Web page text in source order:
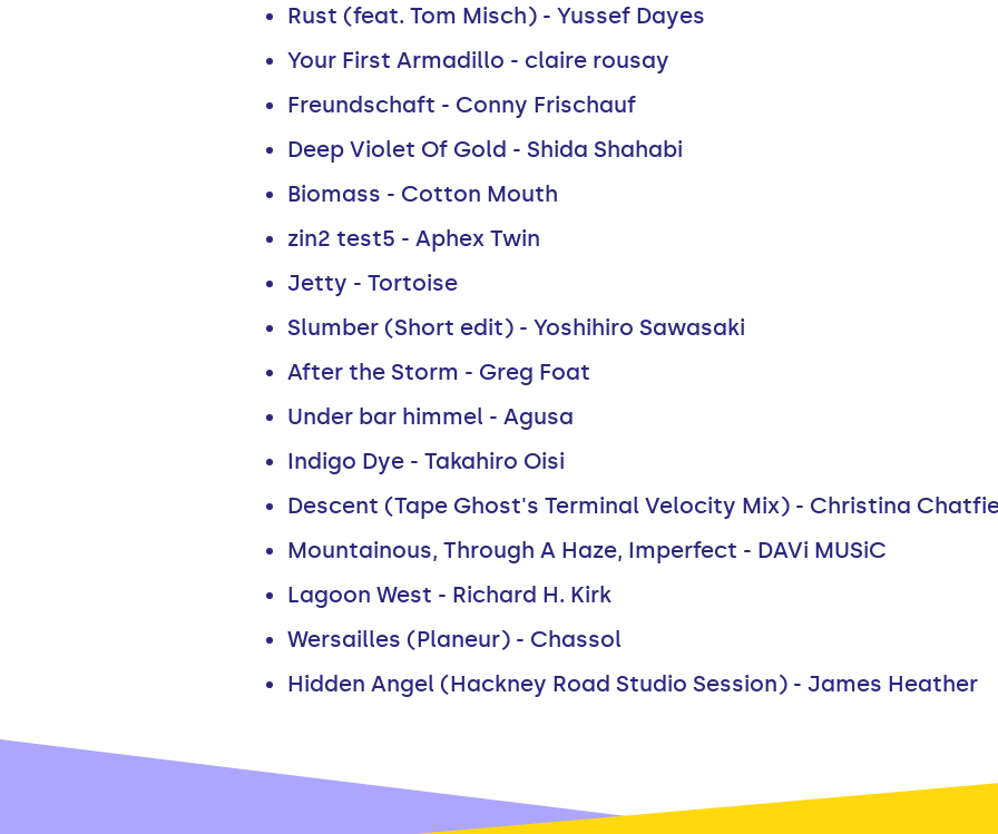
Rust (feat. Tom Misch) - Yussef Dayes
Your First Armadillo - claire rousay
Freundschaft - Conny Frischauf
Deep Violet Of Gold - Shida Shahabi
Biomass - Cotton Mouth
zin2 test5 - Aphex Twin
Jetty - Tortoise
Slumber (Short edit) - Yoshihiro Sawasaki
After the Storm - Greg Foat
Under bar himmel - Agusa
Indigo Dye - Takahiro Oisi
Descent (Tape Ghost's Terminal Velocity Mix) - Christina
Mountainous, Through A Haze, Imperfect - DAVi MUSiC
Lagoon West - Richard H. Kirk
Wersailles (Planeur) - Chassol
Hidden Angel (Hackney Road Studio Session) - James Heather